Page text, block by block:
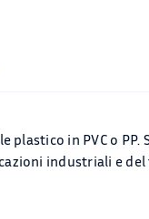
in PVC o
industriali e del